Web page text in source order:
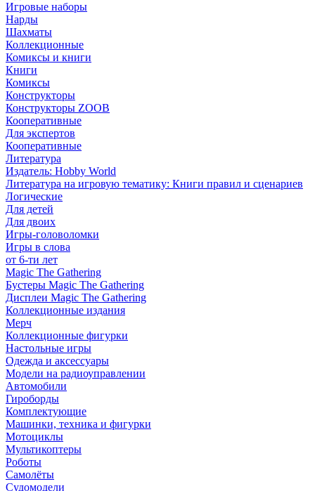
Игровые наборы
Нарды
Шахматы
Коллекционные
Комиксы и книги
Книги
Комиксы
Конструкторы
Конструкторы ZOOB
Кооперативные
Для экспертов
Кооперативные
Литература
Издатель: Hobby World
Литература на игровую тематику: Книги правил и сценариев
Логические
Для детей
Для двоих
Игры-головоломки
Игры в слова
от 6-ти лет
Magic The Gathering
Бустеры Magic The Gathering
Дисплеи Magic The Gathering
Коллекционные издания
Мерч
Коллекционные фигурки
Настольные игры
Одежда и аксессуары
Модели на радиоуправлении
Автомобили
Гироборды
Комплектующие
Машинки, техника и фигурки
Мотоциклы
Мультикоптеры
Роботы
Самолёты
Судомодели